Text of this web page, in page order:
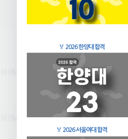
🏅 2026 한양대 합격
🏅 2026 서울여대 합격